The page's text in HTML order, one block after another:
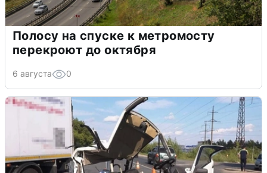
Полосу на спуске к метромосту
перекроют до октября
6 августа 0